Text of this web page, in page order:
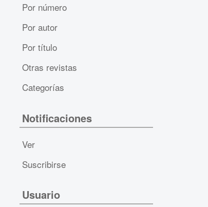
Por número
Por autor
Por título
Otras revistas
Categorías
Notificaciones
Ver
Suscribirse
Usuario